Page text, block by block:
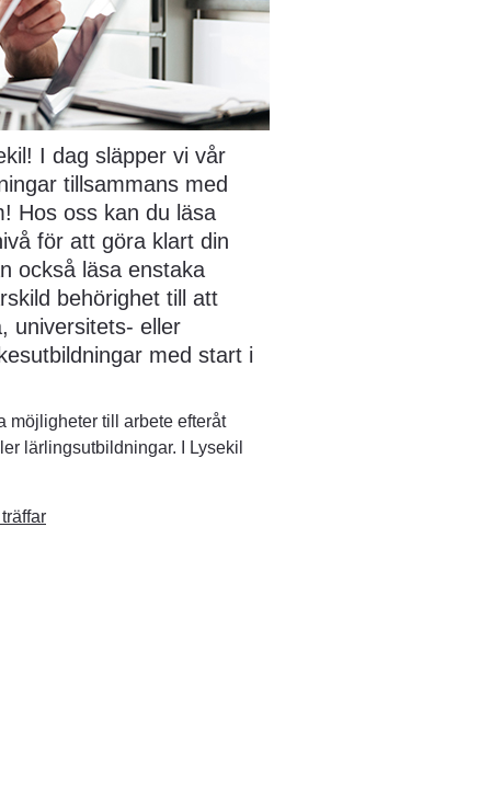
I dag släpper vi vår
tillsammans med
Hos oss kan du läsa
för att göra klart din
också läsa enstaka
behörighet till att
universitets- eller
med start i
möjligheter till arbete efteråt
lärlingsutbildningar. I Lysekil